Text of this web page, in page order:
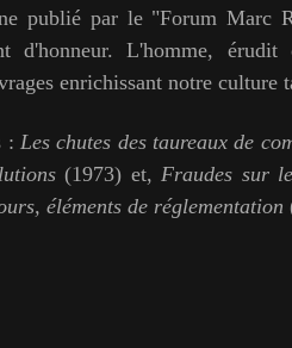
publié par le "Forum Marc
d'honneur. L'homme, érudit
enrichissant notre culture
: Les chutes des taureaux de
(1973) et,Fraudes sur
éléments de réglementation